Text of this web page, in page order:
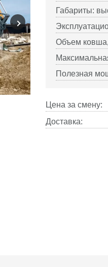
Габариты:
Объем
Полезная
Цена за смену:
Доставка: